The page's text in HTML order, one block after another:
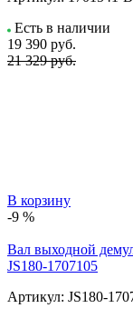
Есть в наличии
19 390 руб.
21 329 руб.
В корзину
-9 %
Вал выходной
JS180-1707105
Артикул: JS180-